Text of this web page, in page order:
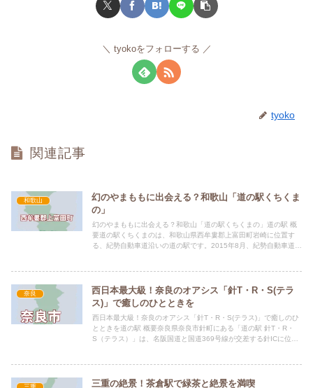
tyokoをフォローする
tyoko
関連記事
和歌山
幻のやまももに出会える？和歌山「道の駅くちくま
の」
幻のやまももに出会える？和歌山「道の駅くちくまの」道の駅 概
要道の駅くちくまのは、和歌山県西牟婁郡上富田町岩崎に位置す
る、紀勢自動車道沿いの道の駅です。2015年8月、紀勢自動車道南
奈良
西日本最大級！奈良のオアシス「針T・R・S(テラ
ス)」で癒しのひとときを
西日本最大級！奈良のオアシス「針T・R・S(テラス)」で癒しのひ
とときを道の駅 概要奈良県奈良市針町にある「道の駅 針T・R・
S（テラス）」は、名阪国道と国道369号線が交差する針ICに位置
三重 三重の絶景！茶倉駅で緑茶と絶景を満喫